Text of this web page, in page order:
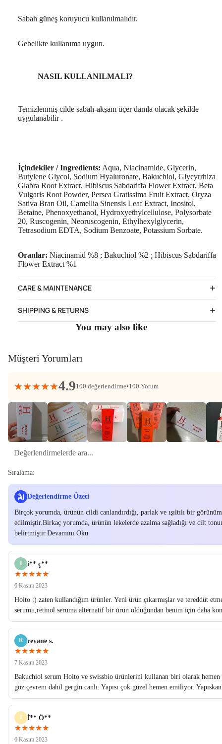
Sabah güneş koruyucu kullanılmalıdır.
Gebelikte kullanıma uygun.
NASIL KULLANILMALI?
Temizlenmiş cilde sabah-akşam üçer damla olacak şekilde
uygulanabilir .
İçindekiler / Ingredients: Aqua, Niacinamide, Glycerin,
Butylene Glycol, Sodium Hyaluronate, Bakuchiol, Glycyrrhiza
Glabra Root Extract, Hibiscus Sabdariffa Flower Extract, Beta
Vulgaris Root Powder, Persea Gratissima Fruit Extract, Oryza
Sativa Bran Oil, Camellia Sinensis Leaf Extract, Inositol,
Betaine, Phenoxyethanol, Hydroxyethylcellulose, Polysorbate
20, Ruscogenin, Neoruscogenin, Ethylhexylglycerin,
Tetrasodium EDTA, Sodium Benzoate, Potassium Sorbate.
Oranlar: Niacinamid %8 ; Bakuchiol %2 ; Hibiscus Sabdariffa
Flower Extract %1
CARE & MAINTENANCE
SHIPPING & RETURNS
You may also like
Müşteri Yorumları
★★★★★4.9100 değerlendirme•100 Yorum
Sıralama:
Değerlendirme Özeti
Birçok yorumda, ürünün cildi canlandırdığı, parlak ve ışıltılı bir
edilmiştir.Birkaç yorumda, ürünün lekelerde azalma sağladığı ve cilt
belirtmiştir.Devamını Oku
I i** ç**
★★★★★
6 Kasım 2023
Hoito :) zaten kullandığım ürünler. Yeni ürün çıkarmışlar ve tereddüt
serumu,retinol seruma alternatif bir ürün olduğundan benim için daha
R revane s.
★★★★★
7 Kasım 2023
Bakuchiol serum Hoito ve swissbio ürünlerini kullanan biri olarak hemen
göz çevrem dahil gergin canlı. Yapısı çok güzel hemen emiliyor.
İ İ** Ö**
★★★★★
6 Kasım 2023